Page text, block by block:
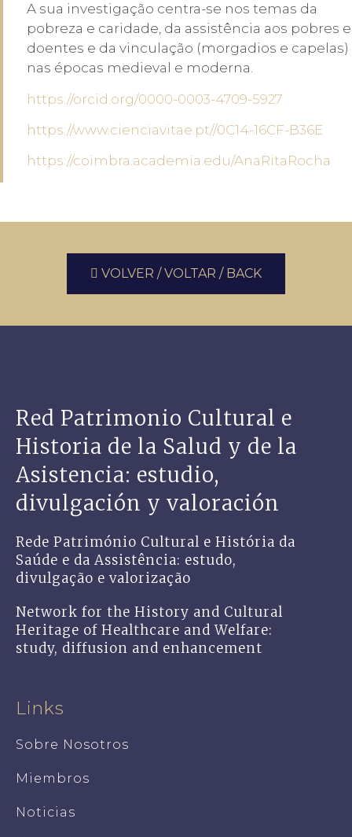
A sua investigação centra-se nos temas da
pobreza e caridade, da assistência aos pobres e
doentes e da vinculação (morgadios e capelas)
nas épocas medieval e moderna.
https://orcid.org/0000-0003-4709-5927
https://www.cienciavitae.pt//0C14-16CF-B36E
https://coimbra.academia.edu/AnaRitaRocha
VOLVER / VOLTAR / BACK
Red Patrimonio Cultural e
Historia de la Salud y de la
Asistencia: estudio,
divulgación y valoración
Rede Património Cultural e História da
Saúde e da Assistência: estudo,
divulgação e valorização
Network for the History and Cultural
Heritage of Healthcare and Welfare:
study, diffusion and enhancement
Links
Sobre Nosotros
Miembros
Noticias